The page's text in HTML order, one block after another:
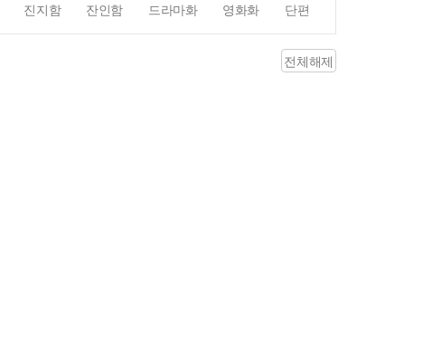
진지함 잔인함 드라마화 영화화 단편
전체해제